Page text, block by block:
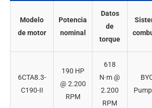
Modelo
de motor
Potencia
nominal
Datos
de
torque
6CTA8.3-
C190-II
190 HP
@ 2.200
RPM
618
N·m @
2.200
RPM